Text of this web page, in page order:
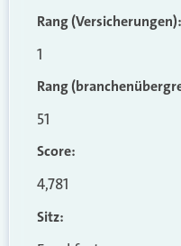
Rang (Versicherungen):
1
Rang
51
Score:
4,781
Sitz: